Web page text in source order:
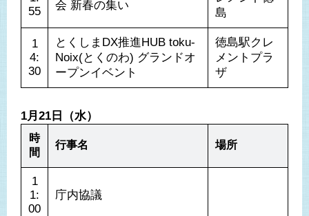
55
会 新春の集い
島
1
4:
30
とくしまDX推進HUB toku-
Noix(とくのわ) グランドオ
ープンイベント
徳島駅クレ
メントプラ
ザ
1月21日（水）
時
間
行事名 場所
1
1:
00
庁内協議